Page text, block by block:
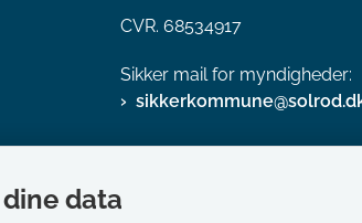
CVR. 68534917
Sikker mail for myndigheder:
data